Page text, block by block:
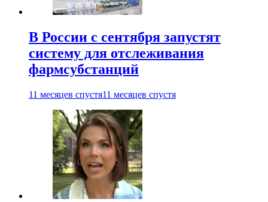
В России с сентября запустят
систему для отслеживания
фармсубстанций
11 месяцев спустя11 месяцев спустя